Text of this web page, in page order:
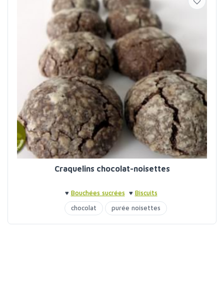
Craquelins chocolat-noisettes
♥ Bouchées sucrées ♥ Biscuits
chocolat
purée noisettes